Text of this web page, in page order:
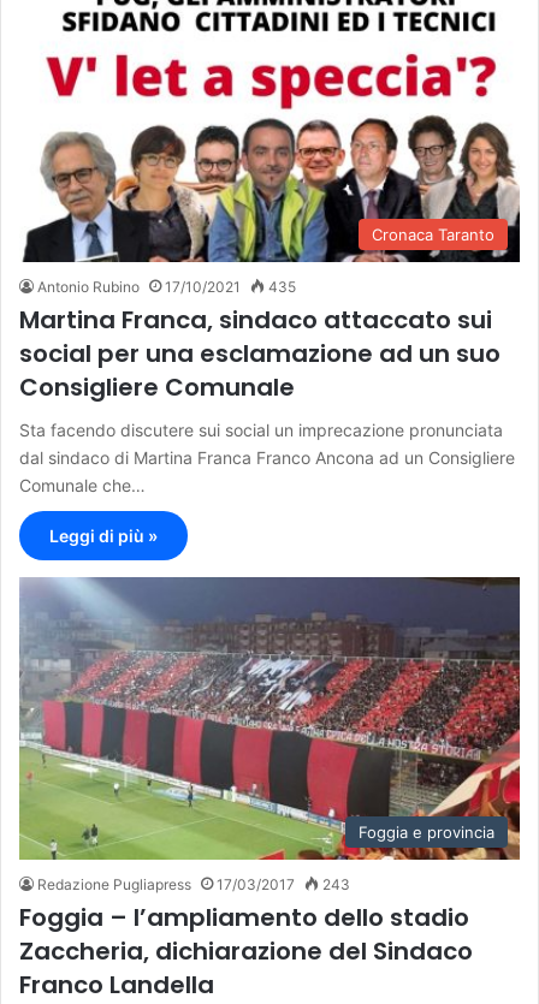
Cronaca Taranto
Antonio Rubino 17/10/2021 435
Martina Franca, sindaco attaccato sui
social per una esclamazione ad un suo
Consigliere Comunale
Sta facendo discutere sui social un imprecazione pronunciata
dal sindaco di Martina Franca Franco Ancona ad un Consigliere
Comunale che…
Leggi di più »
Foggia e provincia
Redazione Pugliapress 17/03/2017 243
Foggia – l’ampliamento dello stadio
Zaccheria, dichiarazione del Sindaco
Franco Landella